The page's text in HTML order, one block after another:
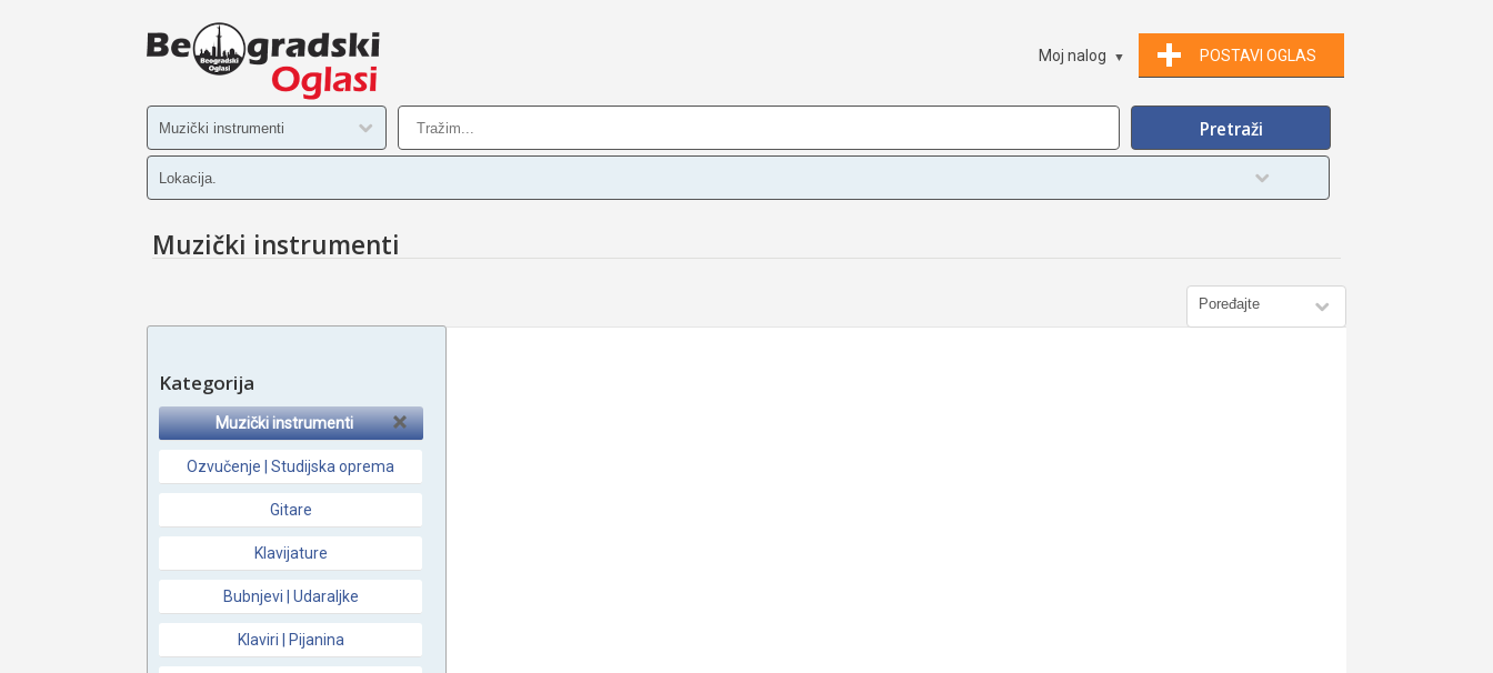
POSTAVI OGLAS
Moj nalog
Muzički instrumenti
Kategorija
Muzički instrumenti
Ozvučenje | Studijska oprema
Gitare
Klavijature
Bubnjevi | Udaraljke
Klaviri | Pijanina